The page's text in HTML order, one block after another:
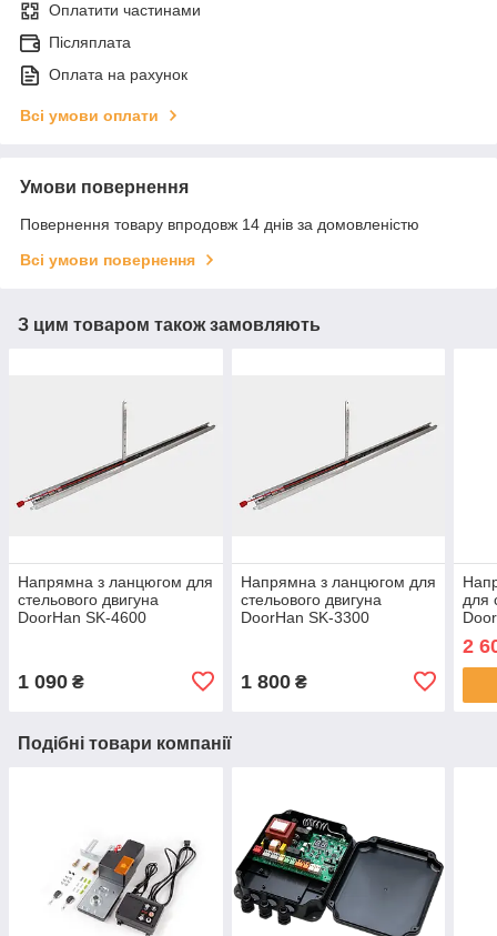
Оплатити частинами
Післяплата
Оплата на рахунок
Всі умови оплати
Умови повернення
Повернення товару впродовж 14 днів за домовленістю
Всі умови повернення
З цим товаром також замовляють
Напрямна з ланцюгом для
стельового двигуна
DoorHan SK-4600
1 090 ₴
Напрямна з ланцюгом для
стельового двигуна
DoorHan SK-3300
1 800₴
для
2
Подібні товари компанії